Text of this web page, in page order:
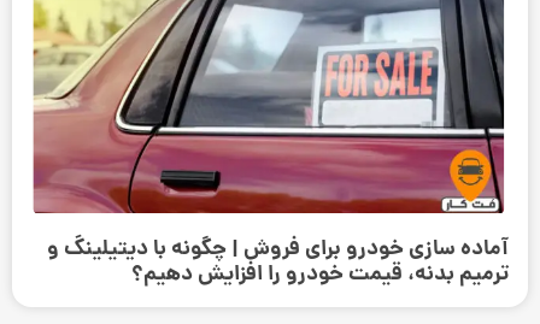
آماده سازی خودرو برای فروش | چگونه با دیتیلینگ و
ترمیم بدنه، قیمت خودرو را افزایش دهیم؟